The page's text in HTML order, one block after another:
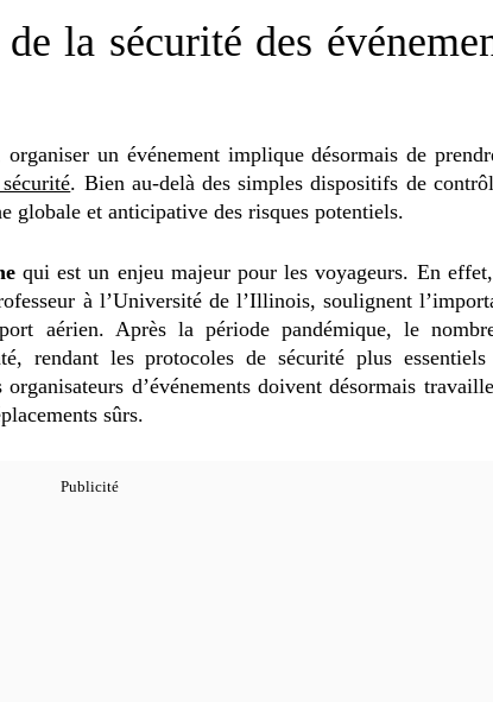
la sécurité des
un événement implique désormais de
. Bien au-delà des simples dispositifs de
globale et anticipative des risques potentiels.
qui est un enjeu majeur pour les voyageurs. En
à l’Université de l’Illinois, soulignent
aérien. Après la période pandémique, le
rendant les protocoles de sécurité plus
d’événements doivent désormais
sûrs.